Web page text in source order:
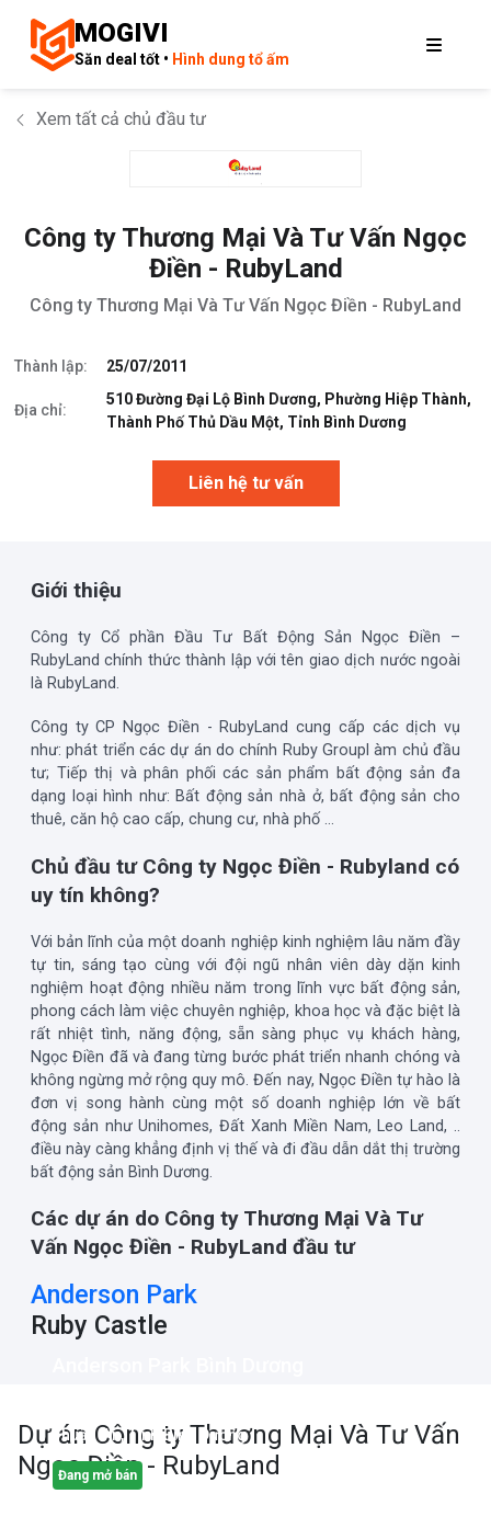
MOGIVI
Săn deal tốt • Hình dung tổ ấm
Xem tất cả chủ đầu tư
Công ty Thương Mại Và Tư Vấn Ngọc
Điền - RubyLand
Công ty Thương Mại Và Tư Vấn Ngọc Điền - RubyLand
Thành lập: 25/07/2011
Địa chỉ:
510 Đường Đại Lộ Bình Dương, Phường Hiệp Thành,
Thành Phố Thủ Dầu Một, Tỉnh Bình Dương
Liên hệ tư vấn
Giới thiệu
Công ty Cổ phần Đầu Tư Bất Động Sản Ngọc Điền –
RubyLand chính thức thành lập với tên giao dịch nước ngoài
là RubyLand.
Công ty CP Ngọc Điền - RubyLand cung cấp các dịch vụ
như: phát triển các dự án do chính Ruby Groupl àm chủ đầu
tư; Tiếp thị và phân phối các sản phẩm bất động sản đa
dạng loại hình như: Bất động sản nhà ở, bất động sản cho
thuê, căn hộ cao cấp, chung cư, nhà phố …
Chủ đầu tư Công ty Ngọc Điền - Rubyland có
uy tín không?
Với bản lĩnh của một doanh nghiệp kinh nghiệm lâu năm đầy
tự tin, sáng tạo cùng với đội ngũ nhân viên dày dặn kinh
nghiệm hoạt động nhiều năm trong lĩnh vực bất động sản,
phong cách làm việc chuyên nghiệp, khoa học và đặc biệt là
rất nhiệt tình, năng động, sẵn sàng phục vụ khách hàng,
Ngọc Điền đã và đang từng bước phát triển nhanh chóng và
không ngừng mở rộng quy mô. Đến nay, Ngọc Điền tự hào là
đơn vị song hành cùng một số doanh nghiệp lớn về bất
động sản như Unihomes, Đất Xanh Miền Nam, Leo Land, ..
điều này càng khẳng định vị thế và đi đầu dẫn dắt thị trường
bất động sản Bình Dương.
Các dự án do Công ty Thương Mại Và Tư
Vấn Ngọc Điền - RubyLand đầu tư
Anderson Park
Ruby Castle
Dự án Công ty Thương Mại Và Tư Vấn
Ngọc Điền - RubyLand
Thuận An, Tỉnh Bình Dương
Đang mở bán